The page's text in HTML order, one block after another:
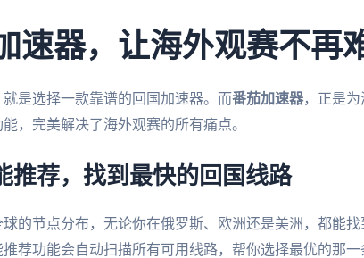
速器，让海外观赛不再
是选择一款靠谱的回国加速器。而番茄加速器，正是为
，完美解决了海外观赛的所有痛点。
推荐，找到最快的回国线路
的节点分布，无论你在俄罗斯、欧洲还是美洲，都能找
推荐功能会自动扫描所有可用线路，帮你选择最优的那